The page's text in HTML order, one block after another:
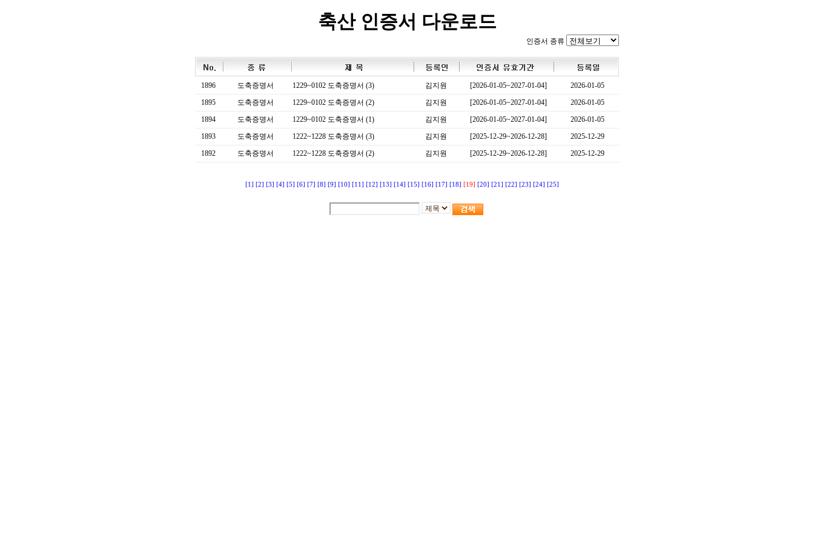
축산 인증서 다운로드
인증서 종류
1896 도축증명서 1229~0102 도축증명서 (3) 김지원 [2026-01-05~2027-01-04]
2026-01-05
1895
도축증명서 1229~0102 도축증명서 (2) 김지원 [2026-01-05~2027-01-04]
2026-01-05
1894
도축증명서 1229~0102 도축증명서 (1) 김지원 [2026-01-05~2027-01-04]
2026-01-05
1893
도축증명서 1222~1228 도축증명서 (3) 김지원 [2025-12-29~2026-12-28]
2025-12-29
1892
도축증명서 1222~1228 도축증명서 (2) 김지원 [2025-12-29~2026-12-28] 2025-12-29
[1] [2] [3] [4] [5] [6] [7] [8] [9] [10] [11] [12] [13] [14] [15] [16] [17] [18] [19] [20] [21] [22] [23] [24] [25]